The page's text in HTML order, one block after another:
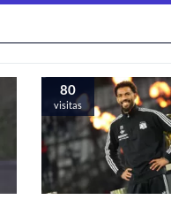
80
visitas